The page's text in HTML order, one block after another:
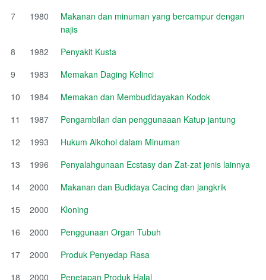
7
1980
Makanan dan minuman yang bercampur dengan
najis
8
1982
Penyakit Kusta
9
1983
Memakan Daging Kelinci
10
1984
Memakan dan Membudidayakan Kodok
11
1987
Pengambilan dan penggunaaan Katup jantung
12
1993
Hukum Alkohol dalam Minuman
13
1996
Penyalahgunaan Ecstasy dan Zat-zat jenis lainnya
14
2000
Makanan dan Budidaya Cacing dan jangkrik
15
2000
Kloning
16
2000
Penggunaan Organ Tubuh
17
2000
Produk Penyedap Rasa
18
2000
Penetapan Produk Halal